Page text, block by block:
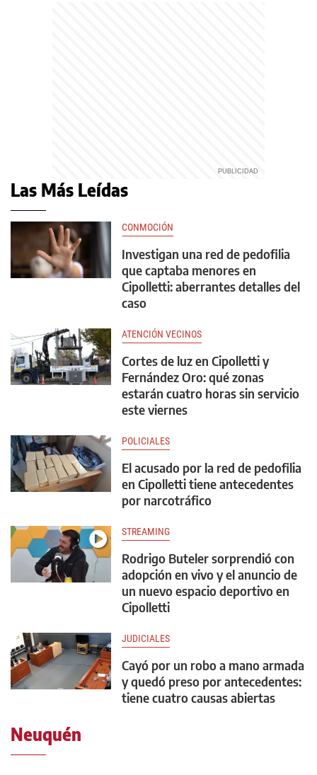
Las Más Leídas
CONMOCIÓN
Investigan una red de pedofilia
que captaba menores en
Cipolletti: aberrantes detalles del
caso
ATENCIÓN VECINOS
Cortes de luz en Cipolletti y
Fernández Oro: qué zonas
estarán cuatro horas sin servicio
este viernes
POLICIALES
El acusado por la red de pedofilia
en Cipolletti tiene antecedentes
por narcotráfico
STREAMING
Rodrigo Buteler sorprendió con
adopción en vivo y el anuncio de
un nuevo espacio deportivo en
Cipolletti
JUDICIALES
Cayó por un robo a mano armada
y quedó preso por antecedentes:
tiene cuatro causas abiertas
Neuquén